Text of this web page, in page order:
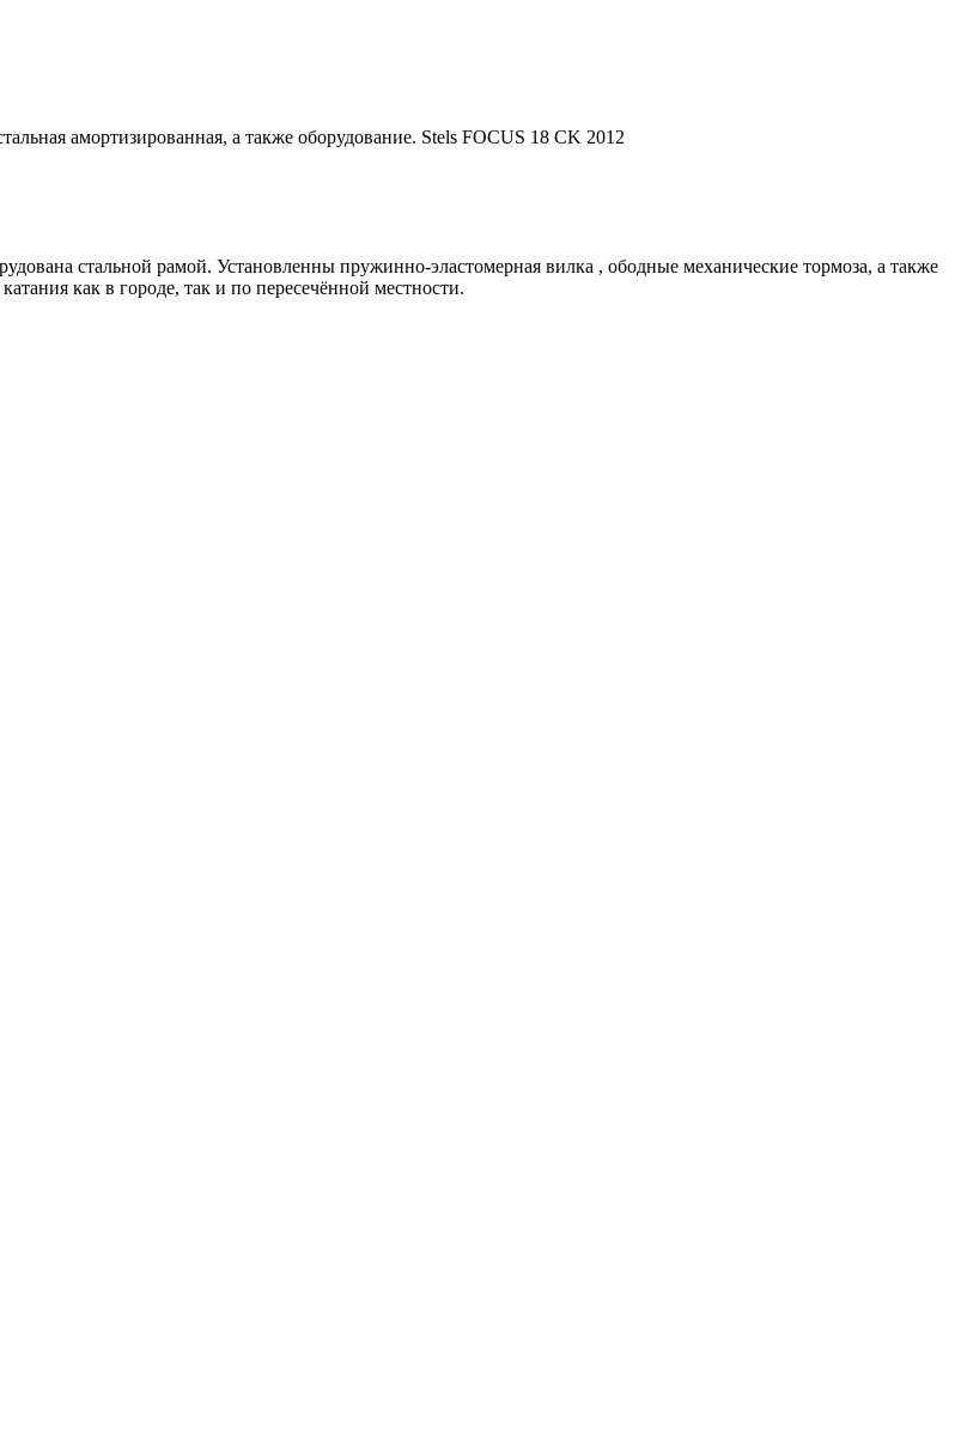
амортизированная, а также оборудование. Stels FOCUS 18 CK 2012
стальной рамой. Установленны пружинно-эластомерная вилка , ободные механические тормоза, а также
как в городе, так и по пересечённой местности.